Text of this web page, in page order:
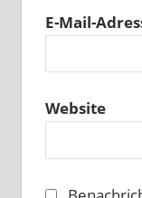
E-Mail-
Website